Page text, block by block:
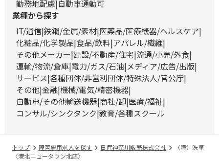
勤務地配慮 自動車通勤可
業種から探す
IT/通信 鉄鋼/金属/素材 医薬品/医療機器/ヘルスケア
化粧品/化学製品 食品/飲料 アパレル/繊維
その他メーカー 建設/不動産/住宅 流通/小売/外食
運輸/物流/倉庫 電力/ガス/石油 メディア/広告/出版
サービス 各種団体/非営利団体/特殊法人/官公庁
その他 金融 機械/電気/精密機器
自動車/その他輸送機器 商社/卸 医療/福祉
コンサル/シンクタンク 教育/各種スクール
トップ 障害雇用求人を探す 日産神奈川販売株式会社
（障）洗車
〈港北ニュータウン北店〉